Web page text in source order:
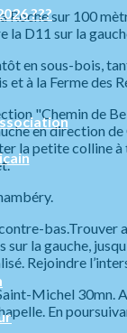
???sur 100
la D11 sur la
en sous-bois,
et à la Ferme des
"Chemin de
en direction
la petite colline à
bas.Trouver
la gauche,
Rejoindre
Michel 30mn.
En